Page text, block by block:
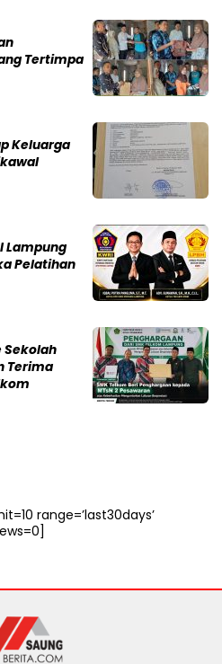
Tertimpa
Keluarga
Lampung
Pelatihan
Sekolah
Terima
range=’last30days’